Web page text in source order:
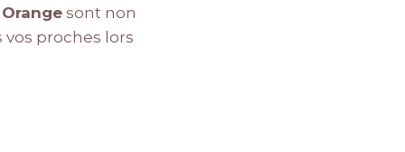
sont non
proches lors